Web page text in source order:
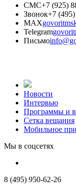
СМС+7 (925)
Звонок+7
MAX
Telegram
Письмо
Новости
Интервью
Программы и
Сетка вещания
Мобильное
Мы в соцсетях
8 (495) 950-62-26